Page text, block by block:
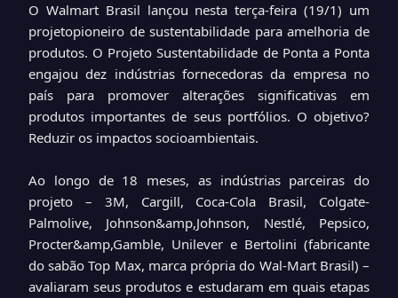
O Walmart Brasil lançou nesta terça-feira (19/1) um
projetopioneiro de sustentabilidade para amelhoria de
produtos. O Projeto Sustentabilidade de Ponta a Ponta
engajou dez indústrias fornecedoras da empresa no
país para promover alterações significativas em
produtos importantes de seus portfólios. O objetivo?
Reduzir os impactos socioambientais.
Ao longo de 18 meses, as indústrias parceiras do
projeto – 3M, Cargill, Coca-Cola Brasil, Colgate-
Palmolive, Johnson&amp,Johnson, Nestlé, Pepsico,
Procter&amp,Gamble, Unilever e Bertolini (fabricante
do sabão Top Max, marca própria do Wal-Mart Brasil) –
avaliaram seus produtos e estudaram em quais etapas